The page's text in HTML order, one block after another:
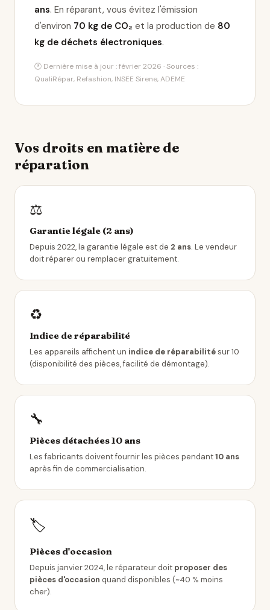
ans. En réparant, vous évitez l'émission
d'environ 70 kg de CO₂ et la production de 80
kg de déchets électroniques.
🕐 Dernière mise à jour : février 2026 · Sources :
QualiRépar, Refashion, INSEE Sirene, ADEME
Vos droits en matière de
réparation
⚖️
Garantie légale (2 ans)
Depuis 2022, la garantie légale est de 2 ans. Le vendeur
doit réparer ou remplacer gratuitement.
♻️
Indice de réparabilité
Les appareils affichent un indice de réparabilitésur 10
(disponibilité des pièces, facilité de démontage).
🔧
Pièces détachées 10 ans
Les fabricants doivent fournir les pièces pendant10 ans
après fin de commercialisation.
🏷️
Pièces d'occasion
Depuis janvier 2024, le réparateur doit proposer des
pièces d'occasion quand disponibles (~40 % moins
cher).